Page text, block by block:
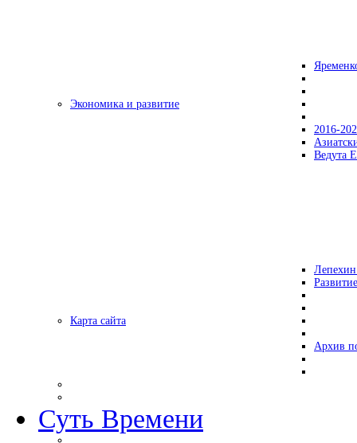
Экономика и развитие
2016-
Ведута
Карта сайта
Архив
Суть Времени